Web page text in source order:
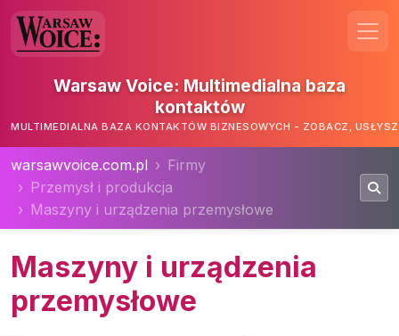
Warsaw Voice: Multimedialna baza
kontaktów
MULTIMEDIALNA BAZA KONTAKTÓW BIZNESOWYCH - ZOBACZ,
warsawvoice.com.pl
Firmy
Przemysł i produkcja
Maszyny i urządzenia przemysłowe
Maszyny i urządzenia
przemysłowe